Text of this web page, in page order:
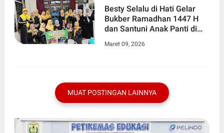
Besty Selalu di Hati Gelar
Bukber Ramadhan 1447 H
dan Santuni Anak Panti di
Maret 09, 2026
MUAT POSTINGAN LAINNYA